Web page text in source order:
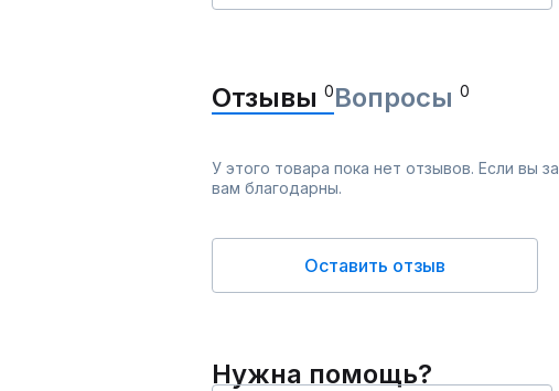
Отзывы 0Вопросы 0
У этого товара пока нет отзывов. Если вы
вам благодарны.
Оставить отзыв
Нужна помощь?